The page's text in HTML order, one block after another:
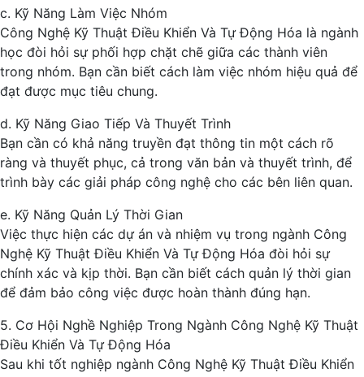
c. Kỹ Năng Làm Việc Nhóm
Công Nghệ Kỹ Thuật Điều Khiển Và Tự Động Hóa là ngành
học đòi hỏi sự phối hợp chặt chẽ giữa các thành viên
trong nhóm. Bạn cần biết cách làm việc nhóm hiệu quả để
đạt được mục tiêu chung.
d. Kỹ Năng Giao Tiếp Và Thuyết Trình
Bạn cần có khả năng truyền đạt thông tin một cách rõ
ràng và thuyết phục, cả trong văn bản và thuyết trình, để
trình bày các giải pháp công nghệ cho các bên liên quan.
e. Kỹ Năng Quản Lý Thời Gian
Việc thực hiện các dự án và nhiệm vụ trong ngành Công
Nghệ Kỹ Thuật Điều Khiển Và Tự Động Hóa đòi hỏi sự
chính xác và kịp thời. Bạn cần biết cách quản lý thời gian
để đảm bảo công việc được hoàn thành đúng hạn.
5. Cơ Hội Nghề Nghiệp Trong Ngành Công Nghệ Kỹ Thuật
Điều Khiển Và Tự Động Hóa
Sau khi tốt nghiệp ngành Công Nghệ Kỹ Thuật Điều Khiển